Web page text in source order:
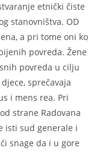
etnički čiste
stanovništva. OD
a pri tome oni
povreda.
povreda u cilju
sprečavaja
i mens rea. Pri
strane Radovana
isti sud generale i
snage da i u gore